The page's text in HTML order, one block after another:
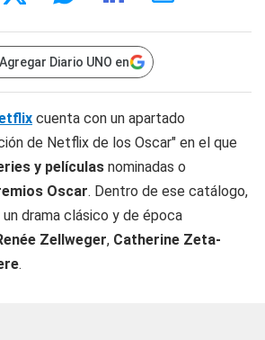
Agregar Diario UNO en
cuenta con un apartado
de Netflix de los Oscar" en el que
y películas nominadas o
Oscar. Dentro de ese catálogo,
drama clásico y de época
Zellweger, Catherine Zeta-
.